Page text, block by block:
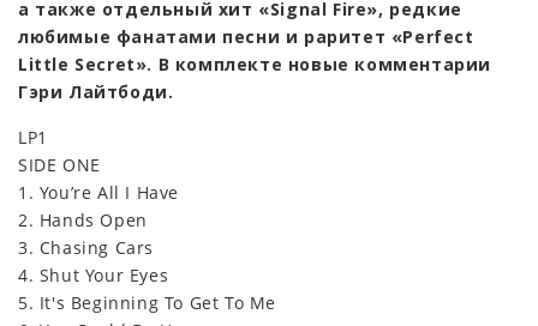
а также отдельный хит «Signal Fire», редкие
любимые фанатами песни и раритет «Perfect
Little Secret». В комплекте новые комментарии
Гэри Лайтбоди.
LP1
SIDE ONE
1. You’re All I Have
2. Hands Open
3. Chasing Cars
4. Shut Your Eyes
5. It's Beginning To Get To Me